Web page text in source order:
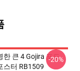
한 큰 4 Gojira 포도
스터 RB1509
-20%